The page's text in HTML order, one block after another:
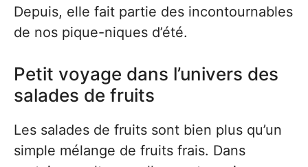
Depuis, elle fait partie des incontournables
de nos pique-niques d’été.
Petit voyage dans l’univers des
salades de fruits
Les salades de fruits sont bien plus qu’un
simple mélange de fruits frais. Dans